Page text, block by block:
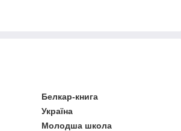
Белкар-книга
Україна
Молодша школа